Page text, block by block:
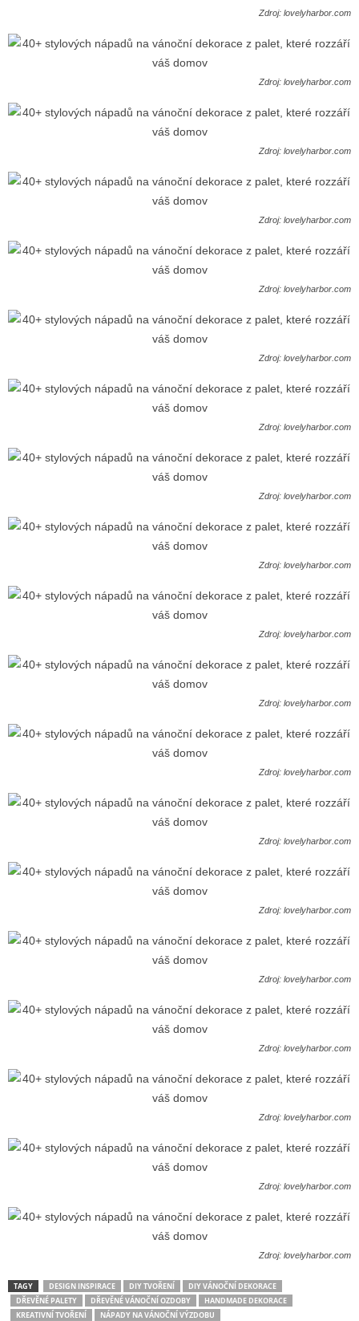
Zdroj: lovelyharbor.com
Zdroj: lovelyharbor.com
Zdroj: lovelyharbor.com
Zdroj: lovelyharbor.com
Zdroj: lovelyharbor.com
Zdroj: lovelyharbor.com
Zdroj: lovelyharbor.com
Zdroj: lovelyharbor.com
Zdroj: lovelyharbor.com
Zdroj: lovelyharbor.com
Zdroj: lovelyharbor.com
Zdroj: lovelyharbor.com
Zdroj: lovelyharbor.com
Zdroj: lovelyharbor.com
Zdroj: lovelyharbor.com
Zdroj: lovelyharbor.com
Zdroj: lovelyharbor.com
Zdroj: lovelyharbor.com
Zdroj: lovelyharbor.com
TAGY DESIGN INSPIRACE DIY TVOŘENÍ
DIY VÁNOČNÍ DEKORACE
DŘEVĚNÉ PALETY
DŘEVĚNÉ VÁNOČNÍ OZDOBY
HANDMADE DEKORACE
KREATIVNÍ TVOŘENÍ
NÁPADY NA VÁNOČNÍ VÝZDOBU